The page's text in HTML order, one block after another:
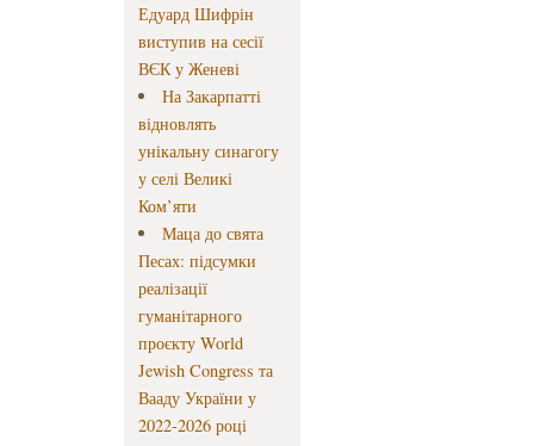
Едуард Шифрін
виступив на сесії
ВЄК у Женеві
На Закарпатті
відновлять
унікальну синагогу
у селі Великі
Ком’яти
Маца до свята
Песах: підсумки
реалізації
гуманітарного
проєкту World
Jewish Congress та
Вааду України у
2022-2026 році